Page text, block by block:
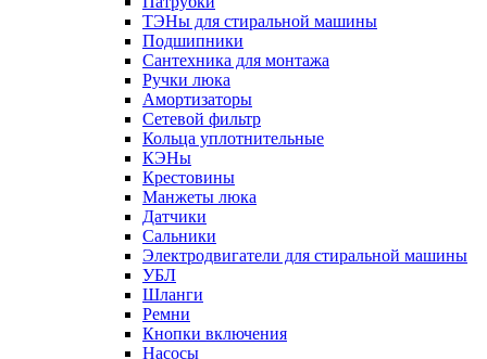
ТЭНы для стиральной машины
Подшипники
Сантехника для монтажа
Ручки люка
Амортизаторы
Сетевой фильтр
Кольца уплотнительные
КЭНы
Крестовины
Манжеты люка
Датчики
Сальники
Электродвигатели для стиральной машины
УБЛ
Шланги
Ремни
Кнопки включения
Насосы